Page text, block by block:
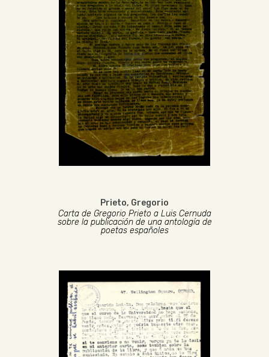
Prieto, Gregorio
Carta de Gregorio Prieto a Luis Cernuda
sobre la publicación de una antología de
poetas españoles